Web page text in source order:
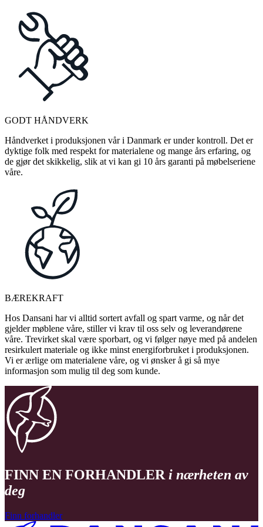
GODT HÅNDVERK
Håndverket i produksjonen vår i Danmark er under kontroll. Det er
dyktige folk med respekt for materialene og mange års erfaring, og
de gjør det skikkelig, slik at vi kan gi 10 års garanti på møbelseriene
våre.
BÆREKRAFT
Hos Dansani har vi alltid sortert avfall og spart varme, og når det
gjelder møblene våre, stiller vi krav til oss selv og leverandørene
våre. Trevirket skal være sporbart, og vi følger nøye med på andelen
resirkulert materiale og ikke minst energiforbruket i produksjonen.
Vi er ærlige om materialene våre, og vi ønsker å gi så mye
informasjon som mulig til deg som kunde.
FINN EN FORHANDLER i nærheten av
deg
Finn forhandler